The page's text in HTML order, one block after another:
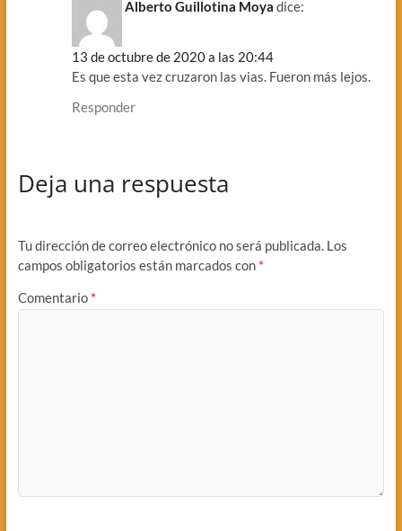
Alberto Guillotina Moya dice:
13 de octubre de 2020 a las 20:44
Es que esta vez cruzaron las vias. Fueron más lejos.
Responder
Deja una respuesta
Tu dirección de correo electrónico no será publicada. Los
campos obligatorios están marcados con *
Comentario *